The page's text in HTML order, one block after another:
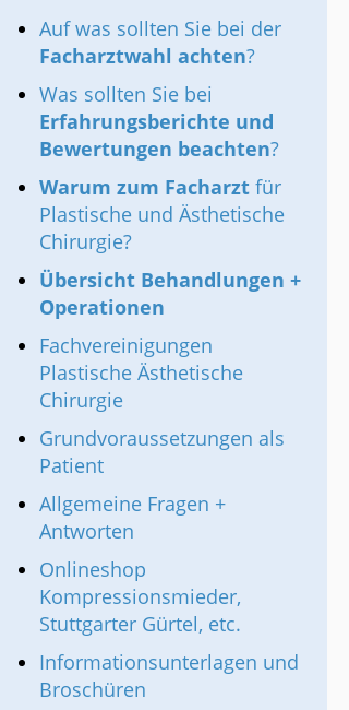
Auf was sollten Sie bei der
Facharztwahl achten?
Was sollten Sie bei
Erfahrungsberichte und
Bewertungen beachten?
Warum zum Facharzt für
Plastische und Ästhetische
Chirurgie?
Übersicht Behandlungen +
Operationen
Fachvereinigungen
Plastische Ästhetische
Chirurgie
Grundvoraussetzungen als
Patient
Allgemeine Fragen +
Antworten
Onlineshop
Kompressionsmieder,
Stuttgarter Gürtel, etc.
Informationsunterlagen und
Broschüren